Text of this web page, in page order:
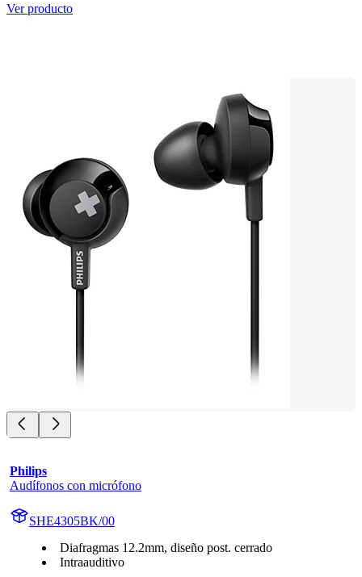
Ver producto
Philips
Audífonos con micrófono
SHE4305BK/00
Diafragmas 12.2mm, diseño post. cerrado
Intraauditivo